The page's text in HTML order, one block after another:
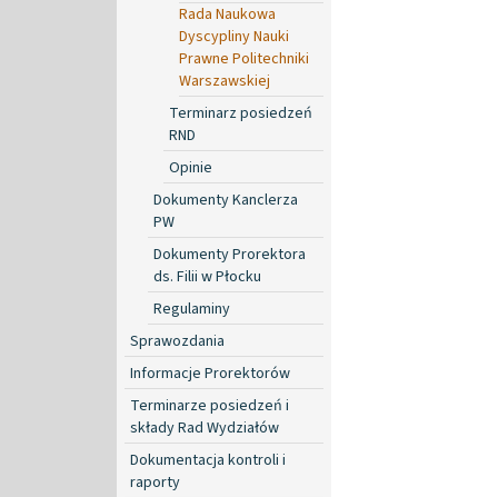
Rada Naukowa
Dyscypliny Nauki
Prawne Politechniki
Warszawskiej
Terminarz posiedzeń
RND
Opinie
Dokumenty Kanclerza
PW
Dokumenty Prorektora
ds. Filii w Płocku
Regulaminy
Sprawozdania
Informacje Prorektorów
Terminarze posiedzeń i
składy Rad Wydziałów
Dokumentacja kontroli i
raporty